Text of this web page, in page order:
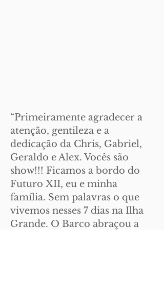
“Primeiramente agradecer a
atenção, gentileza e a
dedicação da Chris, Gabriel,
Geraldo e Alex. Vocês são
show!!! Ficamos a bordo do
Futuro XII, eu e minha
família. Sem palavras o que
vivemos nesses 7 dias na Ilha
Grande. O Barco abraçou a